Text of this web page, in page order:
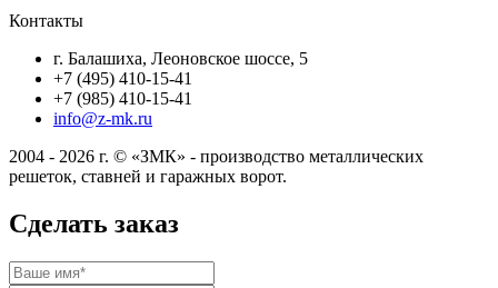
Контакты
г. Балашиха, Леоновское шоссе, 5
+7 (495) 410-15-41
+7 (985) 410-15-41
info@z-mk.ru
2004 - 2026 г. © «ЗМК» - производство металлических
решеток, ставней и гаражных ворот.
Сделать заказ